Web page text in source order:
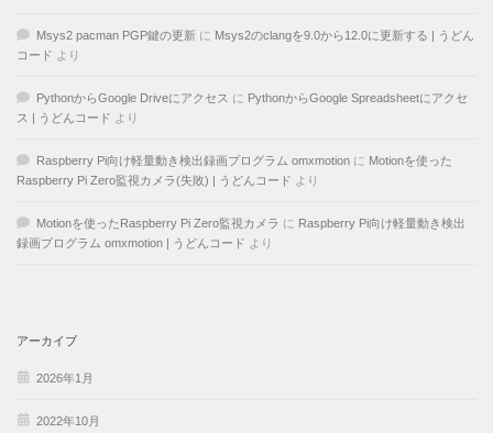
Msys2 pacman PGP鍵の更新 に Msys2のclangを9.0から12.0に更新する | うどん
コード より
PythonからGoogle Driveにアクセス に PythonからGoogle Spreadsheetにアクセ
ス | うどんコード より
Raspberry Pi向け軽量動き検出録画プログラム omxmotion に Motionを使った
Raspberry Pi Zero監視カメラ(失敗) | うどんコード より
Motionを使ったRaspberry Pi Zero監視カメラ に Raspberry Pi向け軽量動き検出
録画プログラム omxmotion | うどんコード より
アーカイブ
2026年1月
2022年10月